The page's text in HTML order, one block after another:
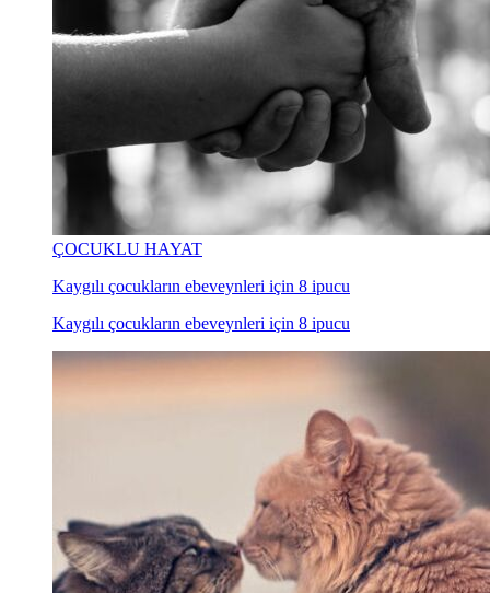
ÇOCUKLU HAYAT
Kaygılı çocukların ebeveynleri için 8 ipucu
Kaygılı çocukların ebeveynleri için 8 ipucu